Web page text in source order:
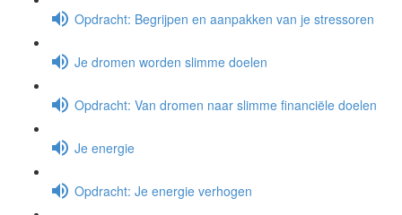
Opdracht: Begrijpen en aanpakken van je stressoren
Je dromen worden slimme doelen
Opdracht: Van dromen naar slimme financiële doelen
Je energie
Opdracht: Je energie verhogen